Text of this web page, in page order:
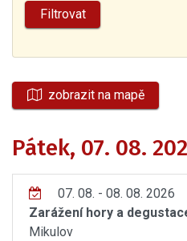
zobrazit na mapě
Pátek, 07. 08.
07. 08. - 08. 08. 2026
Zarážení hory a
Mikulov